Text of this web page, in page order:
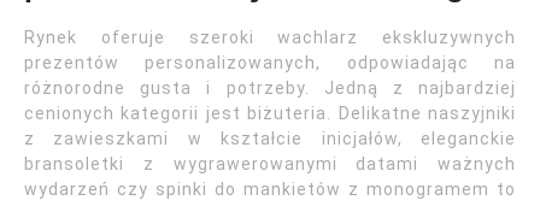
Rynek oferuje szeroki wachlarz ekskluzywnych
prezentów personalizowanych, odpowiadając na
różnorodne gusta i potrzeby. Jedną z najbardziej
cenionych kategorii jest biżuteria. Delikatne naszyjniki
z zawieszkami w kształcie inicjałów, eleganckie
bransoletki z wygrawerowanymi datami ważnych
wydarzeń czy spinki do mankietów z monogramem to